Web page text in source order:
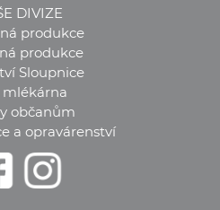
DIVIZE
produkce
produkce
Sloupnice
mlékárna
občanům
a opravárenství